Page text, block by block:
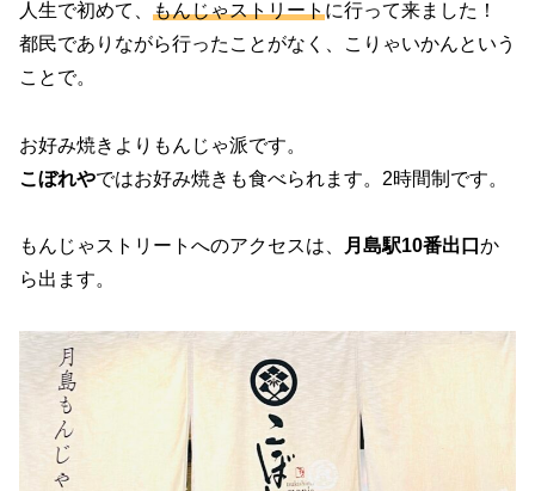
人生で初めて、 もんじゃストリートに行って来ました！
都民でありながら行ったことがなく、こりゃいかんという
ことで。
お好み焼きよりもんじゃ派です。
こぼれやではお好み焼きも食べられます。2時間制です。
もんじゃストリートへのアクセスは、 月島駅10番出口 か
ら出ます。